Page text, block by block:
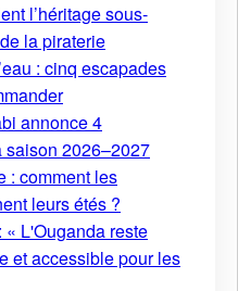
l’héritage sous-
la piraterie
: cinq escapades
annonce 4
2026–2027
: comment les
leurs étés ?
L'Ouganda reste
et accessible pour les